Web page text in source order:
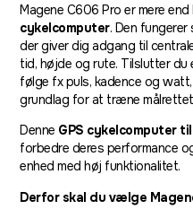
Magene C606 Pro er mere end
cykelcomputer. Den
der giver dig adgang til
tid, højde og rute. Tilslutter du
følge fx puls, kadence og
grundlag for at træne
Denne GPS cykelcomputer
forbedre deres performance
enhed med høj funktionalitet.
Derfor skal du vælge